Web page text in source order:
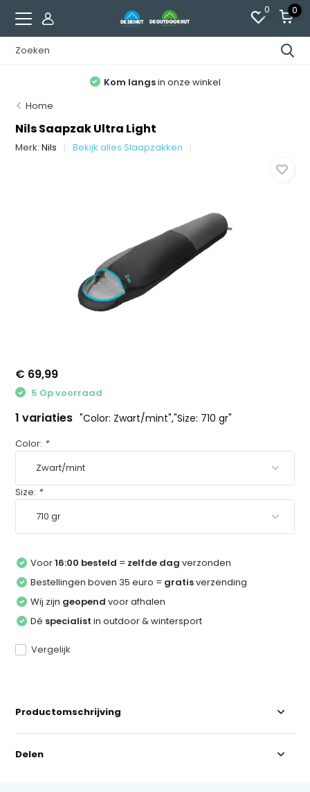
0 0
Kom langsin onze winkel
Home
Nils Saapzak Ultra Light
Merk:Nils Bekijk alles Slaapzakken
€ 69,99
5 Op voorraad
1 variaties "Color: Zwart/mint","Size: 710 gr"
Color: *
Size: *
Voor16:00 besteld = zelfde dag verzonden
Bestellingen boven 35 euro = gratisverzending
Wij zijn geopend voor afhalen
Dé specialist in outdoor & wintersport
Vergelijk
Productomschrijving
Delen